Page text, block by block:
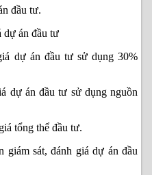
đầu tư.
dự án đầu tư
dự án đầu tư sử dụng 30%
dự án đầu tư sử dụng nguồn
tổng thể đầu tư.
giám sát, đánh giá dự án đầu